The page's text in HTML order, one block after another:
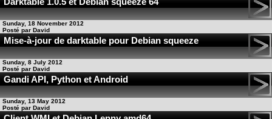
Sunday, 18 November 2012
Posté par David
Mise-à-jour de darktable pour Debian squeeze
Sunday, 8 July 2012
Posté par David
Gandi API, Python et Android
Sunday, 13 May 2012
Posté par David